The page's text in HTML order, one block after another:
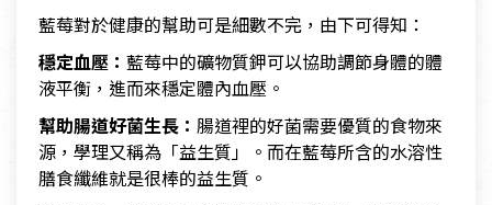
藍莓對於健康的幫助可是細數不完，由下可得知：
穩定血壓： 藍莓中的礦物質鉀可以協助調節身體的體
液平衡，進而來穩定體內血壓。
幫助腸道好菌生長： 腸道裡的好菌需要優質的食物來
源，學理又稱為「益生質」。而在藍莓所含的水溶性
膳食纖維就是很棒的益生質。